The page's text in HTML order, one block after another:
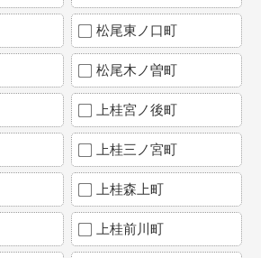
松尾東ノ口町
松尾木ノ曽町
上桂宮ノ後町
上桂三ノ宮町
上桂森上町
上桂前川町